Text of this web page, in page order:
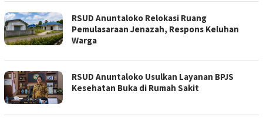
RSUD Anuntaloko Relokasi Ruang
Pemulasaraan Jenazah, Respons Keluhan
Warga
RSUD Anuntaloko Usulkan Layanan BPJS
Kesehatan Buka di Rumah Sakit